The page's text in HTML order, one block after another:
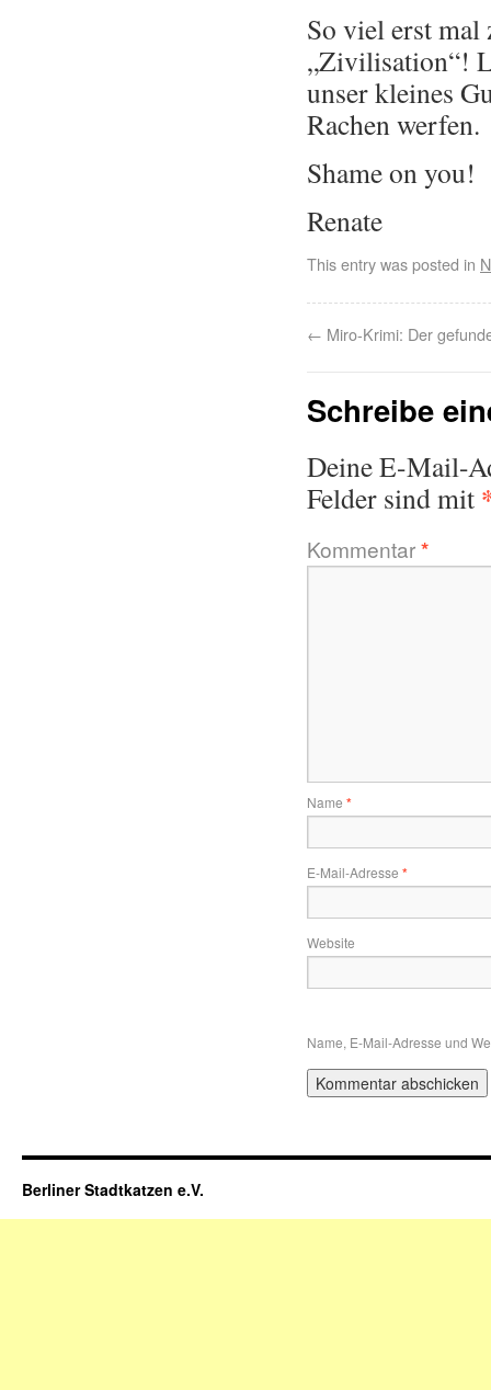
So viel erst mal
„Zivilisation“!
unser kleines
Rachen
Shame on you!
Renate
This entry was posted in
← Miro-Krimi: Der
Schreibe
Deine E-Mail-
Felder sind mit
Kommentar*
Name *
E-Mail-Adresse *
Website
Name, E-Mail-Adresse und
Berliner Stadtkatzen e.V.